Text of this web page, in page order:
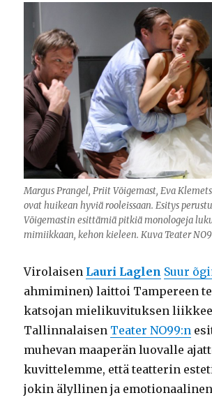
Margus Prangel, Priit Võigemast, Eva
ovat huikean hyviä rooleissaan. Esitys
Võigemastin esittämiä pitkiä monologeja
mimiikkaan, kehon kieleen. Kuva Teater
Virolaisen Lauri Laglen Suur
ahmiminen) laittoi Tampereen
katsojan mielikuvituksen
Tallinnalaisen Teater NO99:n
muhevan maaperän luovalle
kuvittelemme, että teatterin
jokin älyllinen ja